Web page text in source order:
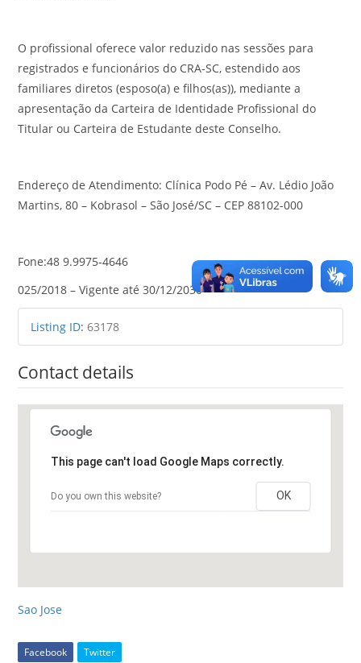
O profissional oferece valor reduzido nas sessões para
registrados e funcionários do CRA-SC, estendido aos
familiares diretos (esposo(a) e filhos(as)), mediante a
apresentação da Carteira de Identidade Profissional do
Titular ou Carteira de Estudante deste Conselho.
Endereço de Atendimento: Clínica Podo Pé – Av. Lédio João
Martins, 80 – Kobrasol – São José/SC – CEP 88102-000
Fone:48 9.9975-4646
025/2018 – Vigente até 30/12/2030
Listing ID:63178
Contact details
This page can't load Google Maps correctly.
Do you own this website? OK
Sao Jose
Facebook Twitter